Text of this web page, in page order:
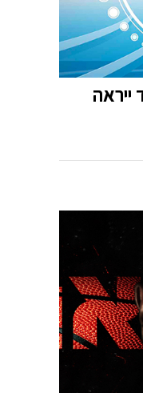
– כיצד ייראה